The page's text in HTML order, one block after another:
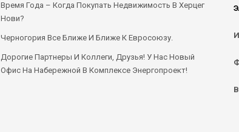
Время Года – Когда Покупать Недвижимость В Херцег
Нови?
Черногория Все Ближе И Ближе К Евросоюзу.
Дорогие Партнеры И Коллеги, Друзья! У Нас Новый
Офис На Набережной В Комплексе Энергопроект!